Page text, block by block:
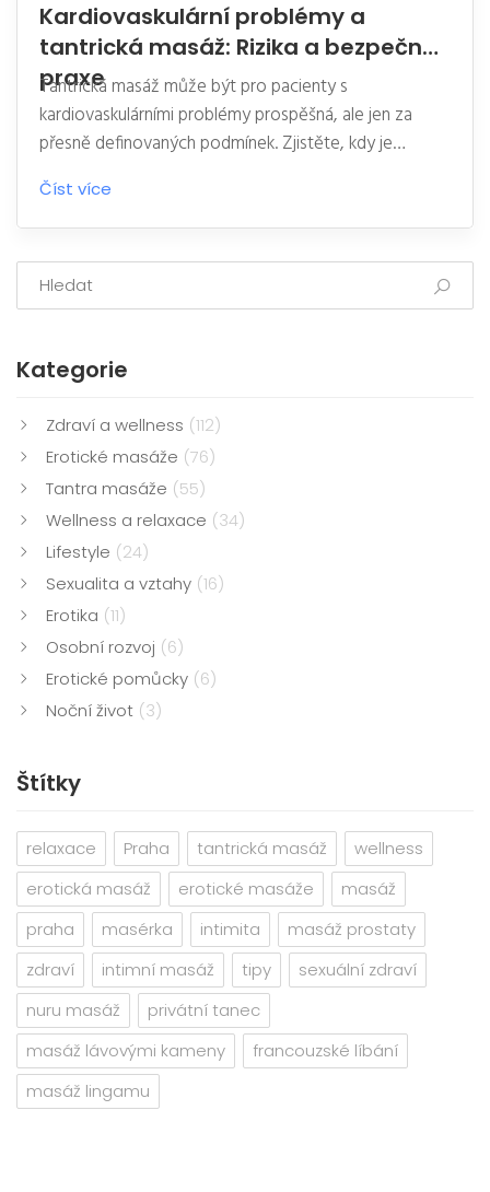
Kardiovaskulární problémy a
tantrická masáž: Rizika a bezpečné
praxe
Tantrická masáž může být pro pacienty s
kardiovaskulárními problémy prospěšná, ale jen za
přesně definovaných podmínek. Zjistěte, kdy je
bezpečná, kdy je nebezpečná a jak se chránit před
nebezpečnými praxemi.
Číst více
Kategorie
Zdraví a wellness (112)
Erotické masáže (76)
Tantra masáže (55)
Wellness a relaxace (34)
Lifestyle (24)
Sexualita a vztahy (16)
Erotika (11)
Osobní rozvoj (6)
Erotické pomůcky (6)
Noční život (3)
Štítky
relaxace Praha tantrická masáž
wellness
erotická masáž
erotické masáže
masáž
praha
masérka intimita
masáž prostaty
zdraví
intimní masáž tipy
sexuální zdraví
nuru masáž
privátní tanec
masáž lávovými kameny
francouzské líbání
masáž lingamu